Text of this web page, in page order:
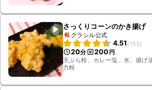
さっくりコーンのかき揚げ
クラシル公式
4.51(155)
20分 200 円
天ぷら粉、カレー塩、水、揚げ
力粉